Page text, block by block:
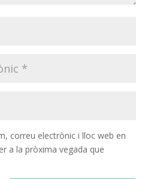
correu electrònic i lloc web en
a la pròxima vegada que